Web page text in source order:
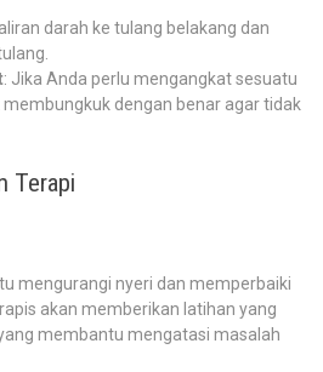
darah ke tulang belakang dan
: Jika Anda perlu mengangkat sesuatu
dengan benar agar tidak
Terapi
mengurangi nyeri dan memperbaiki
akan memberikan latihan yang
membantu mengatasi masalah